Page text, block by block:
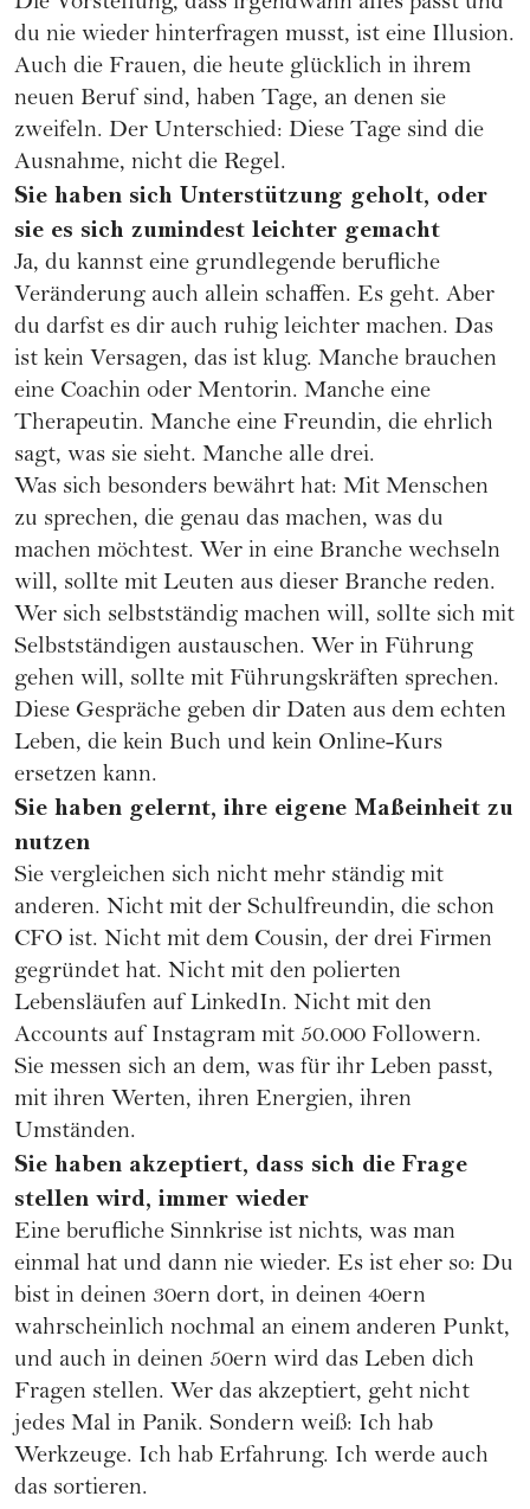
du nie wieder hinterfragen musst, ist eine Illusion.
Auch die Frauen, die heute glücklich in ihrem
neuen Beruf sind, haben Tage, an denen sie
zweifeln. Der Unterschied: Diese Tage sind die
Ausnahme, nicht die Regel.
Sie haben sich Unterstützung geholt, oder
sie es sich zumindest leichter gemacht
Ja, du kannst eine grundlegende berufliche
Veränderung auch allein schaffen. Es geht. Aber
du darfst es dir auch ruhig leichter machen. Das
ist kein Versagen, das ist klug. Manche brauchen
eine Coachin oder Mentorin. Manche eine
Therapeutin. Manche eine Freundin, die ehrlich
sagt, was sie sieht. Manche alle drei.
Was sich besonders bewährt hat: Mit Menschen
zu sprechen, die genau das machen, was du
machen möchtest. Wer in eine Branche wechseln
will, sollte mit Leuten aus dieser Branche reden.
Wer sich selbstständig machen will, sollte sich mit
Selbstständigen austauschen. Wer in Führung
gehen will, sollte mit Führungskräften sprechen.
Diese Gespräche geben dir Daten aus dem echten
Leben, die kein Buch und kein Online-Kurs
ersetzen kann.
Sie haben gelernt, ihre eigene Maßeinheit zu
nutzen
Sie vergleichen sich nicht mehr ständig mit
anderen. Nicht mit der Schulfreundin, die schon
CFO ist. Nicht mit dem Cousin, der drei Firmen
gegründet hat. Nicht mit den polierten
Lebensläufen auf LinkedIn. Nicht mit den
Accounts auf Instagram mit 50.000 Followern.
Sie messen sich an dem, was für ihr Leben passt,
mit ihren Werten, ihren Energien, ihren
Umständen.
Sie haben akzeptiert, dass sich die Frage
stellen wird, immer wieder
Eine berufliche Sinnkrise ist nichts, was man
einmal hat und dann nie wieder. Es ist eher so: Du
bist in deinen 30ern dort, in deinen 40ern
wahrscheinlich nochmal an einem anderen Punkt,
und auch in deinen 50ern wird das Leben dich
Fragen stellen. Wer das akzeptiert, geht nicht
jedes Mal in Panik. Sondern weiß: Ich hab
Werkzeuge. Ich hab Erfahrung. Ich werde auch
das sortieren.